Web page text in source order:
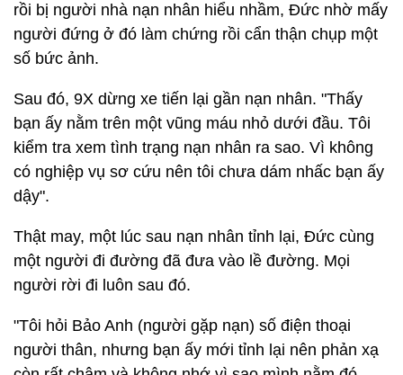
rồi bị người nhà nạn nhân hiểu nhầm, Đức nhờ mấy
người đứng ở đó làm chứng rồi cẩn thận chụp một
số bức ảnh.
Sau đó, 9X dừng xe tiến lại gần nạn nhân. "Thấy
bạn ấy nằm trên một vũng máu nhỏ dưới đầu. Tôi
kiểm tra xem tình trạng nạn nhân ra sao. Vì không
có nghiệp vụ sơ cứu nên tôi chưa dám nhấc bạn ấy
dậy".
Thật may, một lúc sau nạn nhân tỉnh lại, Đức cùng
một người đi đường đã đưa vào lề đường. Mọi
người rời đi luôn sau đó.
"Tôi hỏi Bảo Anh (người gặp nạn) số điện thoại
người thân, nhưng bạn ấy mới tỉnh lại nên phản xạ